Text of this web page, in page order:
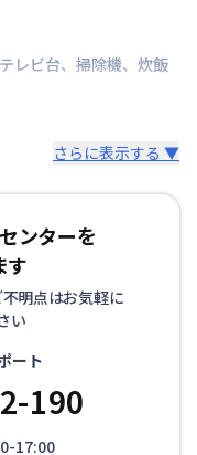
レビ台、 掃除機、 炊飯
さらに表示する ▼
ンターを
す
明点はお気軽に
い
ート
190
17:00